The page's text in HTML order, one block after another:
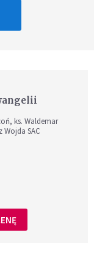
ks. Waldemar
Wojda SAC